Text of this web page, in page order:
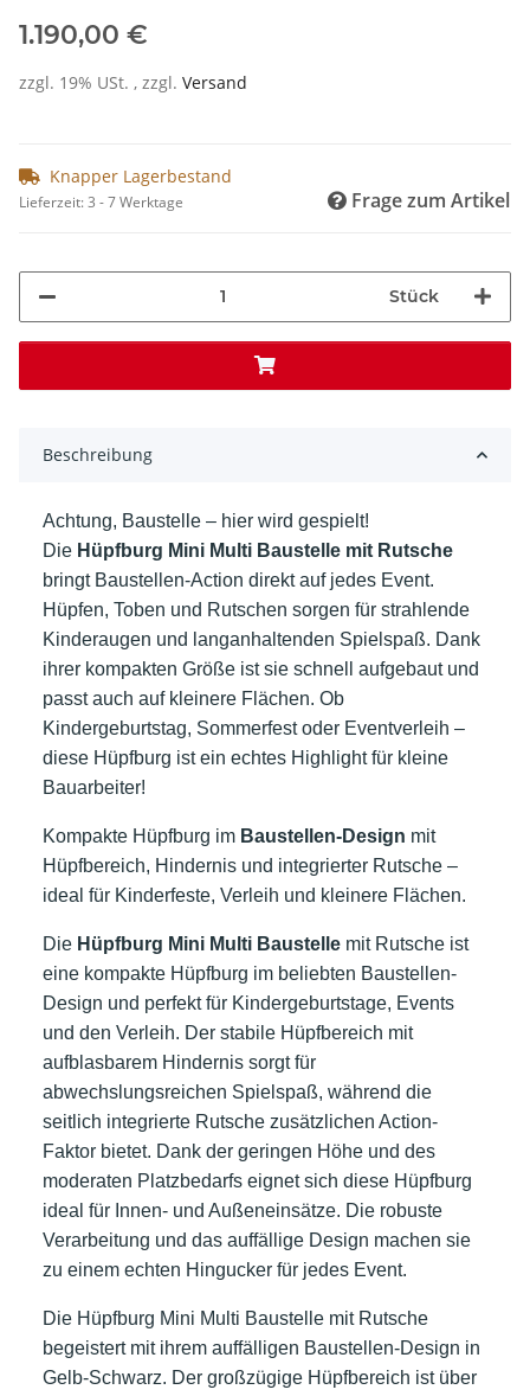
1.190,00 €
zzgl. 19% USt. , zzgl. Versand
Knapper Lagerbestand
Lieferzeit:3 - 7 Werktage Frage zum Artikel
Stück
Beschreibung
Achtung, Baustelle – hier wird gespielt!
Die Hüpfburg Mini Multi Baustelle mit Rutsche
bringt Baustellen-Action direkt auf jedes Event.
Hüpfen, Toben und Rutschen sorgen für strahlende
Kinderaugen und langanhaltenden Spielspaß. Dank
ihrer kompakten Größe ist sie schnell aufgebaut und
passt auch auf kleinere Flächen. Ob
Kindergeburtstag, Sommerfest oder Eventverleih –
diese Hüpfburg ist ein echtes Highlight für kleine
Bauarbeiter!
Kompakte Hüpfburg im Baustellen-Design mit
Hüpfbereich, Hindernis und integrierter Rutsche –
ideal für Kinderfeste, Verleih und kleinere Flächen.
Die Hüpfburg Mini Multi Baustelle mit Rutsche ist
eine kompakte Hüpfburg im beliebten Baustellen-
Design und perfekt für Kindergeburtstage, Events
und den Verleih. Der stabile Hüpfbereich mit
aufblasbarem Hindernis sorgt für
abwechslungsreichen Spielspaß, während die
seitlich integrierte Rutsche zusätzlichen Action-
Faktor bietet. Dank der geringen Höhe und des
moderaten Platzbedarfs eignet sich diese Hüpfburg
ideal für Innen- und Außeneinsätze. Die robuste
Verarbeitung und das auffällige Design machen sie
zu einem echten Hingucker für jedes Event.
Die Hüpfburg Mini Multi Baustelle mit Rutsche
begeistert mit ihrem auffälligen Baustellen-Design in
Gelb-Schwarz. Der großzügige Hüpfbereich ist über